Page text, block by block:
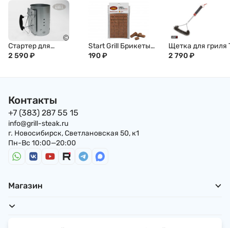
Стартер для
розжига углей SG
2 590₽
Start Grill Брикеты
для розжига
190₽
Щетка для гриля
образная WEBER,
2 790₽
Контакты
+7 (383) 287 55 15
info@grill-steak.ru
г. Новосибирск, Светлановская 50, к1
Пн-Вс 10:00—20:00
Магазин
Для покупателей